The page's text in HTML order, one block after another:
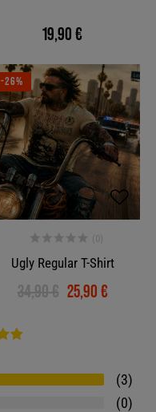
19,90 €
-26%
Ugly Regular T-Shirt
34,90 € 25,90 €
3
0